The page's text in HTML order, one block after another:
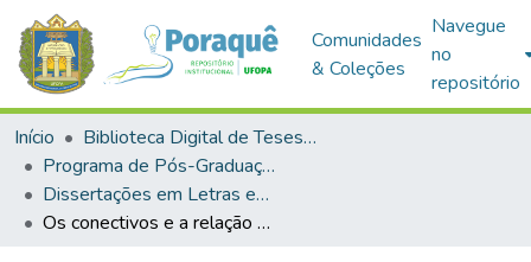
Comunidades
& Coleções
Navegue
no
repositório
Início
Biblioteca Digital de Teses e Dissertações (BDTD)
Programa de Pós-Graduação em Mestrado Profissional em Letras em Rede Nacional (PROFLETRAS)
Dissertações em Letras em Rede Nacional (Mestrado Profissional)
Os conectivos e a relação de sentidos no texto: uma proposta para o ensino de língua por meio do uso do coordenador “mas”.